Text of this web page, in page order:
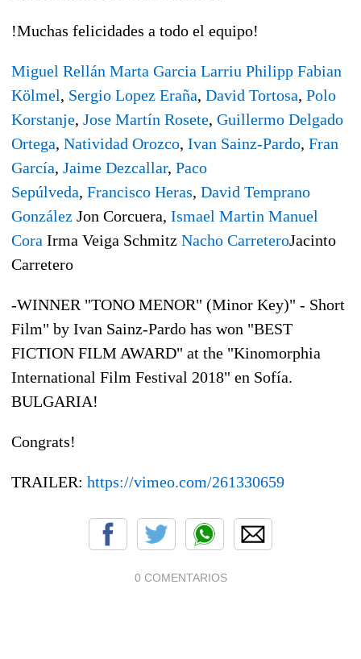
!Muchas felicidades a todo el equipo!
Miguel Rellán Marta Garcia Larriu Philipp Fabian
Kölmel, Sergio Lopez Eraña, David Tortosa, Polo
Korstanje, Jose Martín Rosete, Guillermo Delgado
Ortega, Natividad Orozco, Ivan Sainz-Pardo, Fran
García, Jaime Dezcallar, Paco
Sepúlveda, Francisco Heras, David Temprano
González Jon Corcuera, Ismael Martin Manuel
Cora Irma Veiga Schmitz Nacho CarreteroJacinto
Carretero
-WINNER "TONO MENOR" (Minor Key)" - Short
Film" by Ivan Sainz-Pardo has won "BEST
FICTION FILM AWARD" at the "Kinomorphia
International Film Festival 2018" en Sofía.
BULGARIA!
Congrats!
TRAILER: https://vimeo.com/261330659
0 COMENTARIOS